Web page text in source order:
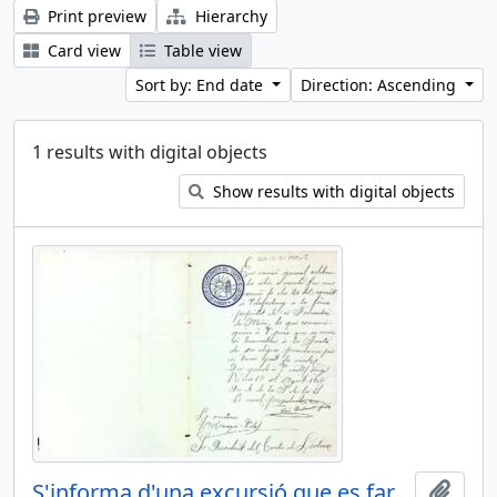
Print preview
Hierarchy
Card view
Table view
Sort by: End date
Direction: Ascending
1 results with digital objects
Show results with digital objects
Add